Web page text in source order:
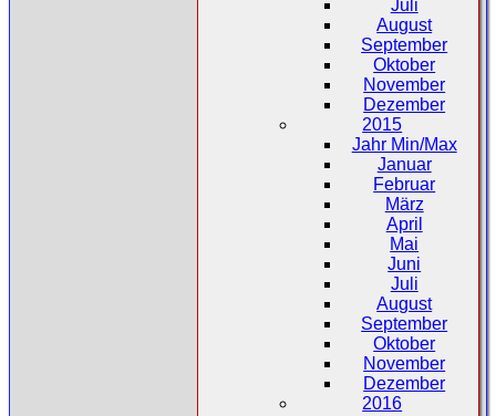
Juli
August
September
Oktober
November
Dezember
2015
Jahr Min/Max
Januar
Februar
März
April
Mai
Juni
Juli
August
September
Oktober
November
Dezember
2016